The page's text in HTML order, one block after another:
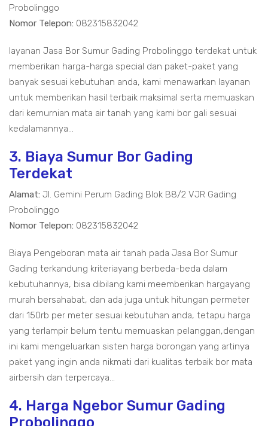
Probolinggo
Nomor Telepon: 082315832042
layanan Jasa Bor Sumur Gading Probolinggo terdekat untuk
memberikan harga-harga special dan paket-paket yang
banyak sesuai kebutuhan anda, kami menawarkan layanan
untuk memberikan hasil terbaik maksimal serta memuaskan
dari kemurnian mata air tanah yang kami bor gali sesuai
kedalamannya...
3. Biaya Sumur Bor Gading
Terdekat
Alamat: Jl. Gemini Perum Gading Blok B8/2 VJR Gading
Probolinggo
Nomor Telepon: 082315832042
Biaya Pengeboran mata air tanah pada Jasa Bor Sumur
Gading terkandung kriteriayang berbeda-beda dalam
kebutuhannya, bisa dibilang kami meemberikan hargayang
murah bersahabat, dan ada juga untuk hitungan permeter
dari 150rb per meter sesuai kebutuhan anda, tetapu harga
yang terlampir belum tentu memuaskan pelanggan,dengan
ini kami mengeluarkan sisten harga borongan yang artinya
paket yang ingin anda nikmati dari kualitas terbaik bor mata
airbersih dan terpercaya...
4. Harga Ngebor Sumur Gading
Probolinggo